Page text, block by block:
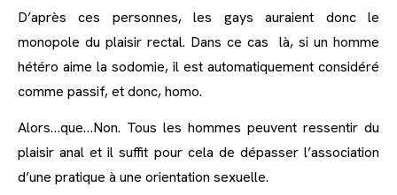
D’après ces personnes, les gays auraient donc le
monopole du plaisir rectal. Dans ce cas là, si un homme
hétéro aime la sodomie, il est automatiquement considéré
comme passif, et donc, homo.
Alors…que…Non. Tous les hommes peuvent ressentir du
plaisir anal et il suffit pour cela de dépasser l’association
d’une pratique à une orientation sexuelle.